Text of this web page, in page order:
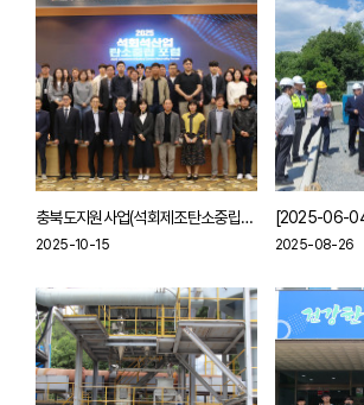
충북도지원사업(석회제조탄소중립) 2025 석회석산업 탄소중립 포럼 개최
2025-10-15 2025-08-26